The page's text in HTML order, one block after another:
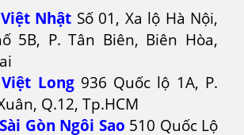
Nhật Số 01, Xa lộ Hà Nội,
5B, P. Tân Biên, Biên Hòa,
Long936 Quốc lộ 1A, P.
Q.12, Tp.HCM
Gòn Ngôi Sao 510 Quốc Lộ